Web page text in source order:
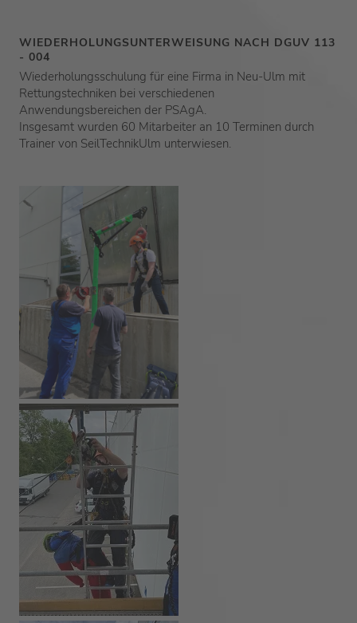
WIEDERHOLUNGSUNTERWEISUNG NACH DGUV 113
- 004
Wiederholungsschulung für eine Firma in Neu-Ulm mit
Rettungstechniken bei verschiedenen
Anwendungsbereichen der PSAgA.
Insgesamt wurden 60 Mitarbeiter an 10 Terminen durch
Trainer von SeilTechnikUlm unterwiesen.